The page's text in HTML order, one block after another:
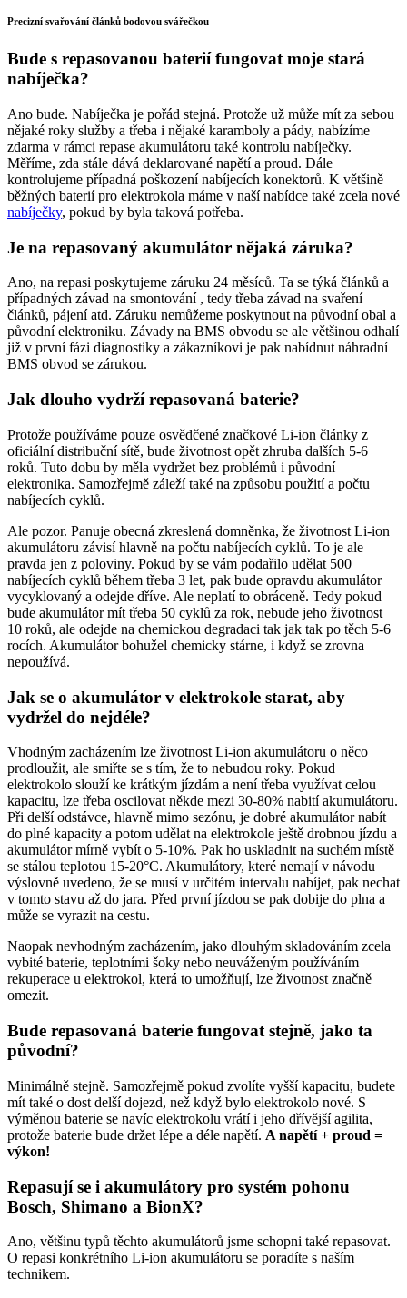
Precizní svařování článků bodovou svářečkou
Bude s repasovanou baterií fungovat moje stará
nabíječka?
Ano bude. Nabíječka je pořád stejná. Protože už může mít za sebou
nějaké roky služby a třeba i nějaké karamboly a pády, nabízíme
zdarma v rámci repase akumulátoru také kontrolu nabíječky.
Měříme, zda stále dává deklarované napětí a proud. Dále
kontrolujeme případná poškození nabíjecích konektorů. K většině
běžných baterií pro elektrokola máme v naší nabídce také zcela nové
nabíječky, pokud by byla taková potřeba.
Je na repasovaný akumulátor nějaká záruka?
Ano, na repasi poskytujeme záruku 24 měsíců. Ta se týká článků a
případných závad na smontování , tedy třeba závad na svaření
článků, pájení atd. Záruku nemůžeme poskytnout na původní obal a
původní elektroniku. Závady na BMS obvodu se ale většinou odhalí
již v první fázi diagnostiky a zákazníkovi je pak nabídnut náhradní
BMS obvod se zárukou.
Jak dlouho vydrží repasovaná baterie?
Protože používáme pouze osvědčené značkové Li-ion články z
oficiální distribuční sítě, bude životnost opět zhruba dalších 5-6
roků. Tuto dobu by měla vydržet bez problémů i původní
elektronika. Samozřejmě záleží také na způsobu použití a počtu
nabíjecích cyklů.
Ale pozor. Panuje obecná zkreslená domněnka, že životnost Li-ion
akumulátoru závisí hlavně na počtu nabíjecích cyklů. To je ale
pravda jen z poloviny. Pokud by se vám podařilo udělat 500
nabíjecích cyklů během třeba 3 let, pak bude opravdu akumulátor
vycyklovaný a odejde dříve. Ale neplatí to obráceně. Tedy pokud
bude akumulátor mít třeba 50 cyklů za rok, nebude jeho životnost
10 roků, ale odejde na chemickou degradaci tak jak tak po těch 5-6
rocích. Akumulátor bohužel chemicky stárne, i když se zrovna
nepoužívá.
Jak se o akumulátor v elektrokole starat, aby
vydržel do nejdéle?
Vhodným zacházením lze životnost Li-ion akumulátoru o něco
prodloužit, ale smiřte se s tím, že to nebudou roky. Pokud
elektrokolo slouží ke krátkým jízdám a není třeba využívat celou
kapacitu, lze třeba oscilovat někde mezi 30-80% nabití akumulátoru.
Při delší odstávce, hlavně mimo sezónu, je dobré akumulátor nabít
do plné kapacity a potom udělat na elektrokole ještě drobnou jízdu a
akumulátor mírně vybít o 5-10%. Pak ho uskladnit na suchém místě
se stálou teplotou 15-20°C. Akumulátory, které nemají v návodu
výslovně uvedeno, že se musí v určitém intervalu nabíjet, pak nechat
v tomto stavu až do jara. Před první jízdou se pak dobije do plna a
může se vyrazit na cestu.
Naopak nevhodným zacházením, jako dlouhým skladováním zcela
vybité baterie, teplotními šoky nebo neuváženým používáním
rekuperace u elektrokol, která to umožňují, lze životnost značně
omezit.
Bude repasovaná baterie fungovat stejně, jako ta
původní?
Minimálně stejně. Samozřejmě pokud zvolíte vyšší kapacitu, budete
mít také o dost delší dojezd, než když bylo elektrokolo nové. S
výměnou baterie se navíc elektrokolu vrátí i jeho dřívější agilita,
protože baterie bude držet lépe a déle napětí. A napětí + proud =
výkon!
Repasují se i akumulátory pro systém pohonu
Bosch, Shimano a BionX?
Ano, většinu typů těchto akumulátorů jsme schopni také repasovat.
O repasi konkrétního Li-ion akumulátoru se poradíte s naším
technikem.